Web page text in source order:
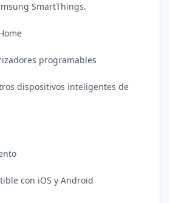
SmartThings.
programables
dispositivos inteligentes de
con iOS y Android